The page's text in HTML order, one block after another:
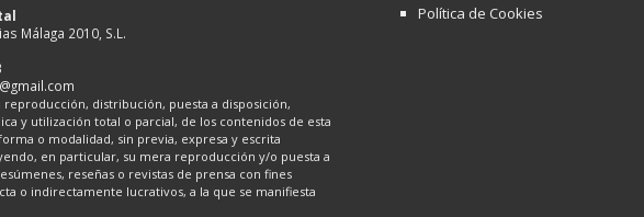
Málaga 2010, S.L.
reproducción, distribución, puesta a disposición,
y utilización total o parcial, de los contenidos de esta
o modalidad, sin previa, expresa y escrita
en particular, su mera reproducción y/o puesta a
reseñas o revistas de prensa con fines
o indirectamente lucrativos, a la que se manifiesta
Política de Cookies